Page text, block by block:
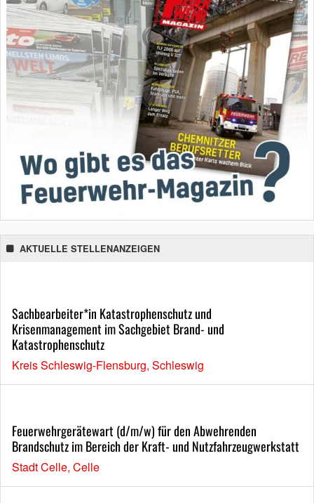
AKTUELLE STELLENANZEIGEN
Sachbearbeiter*in Katastrophenschutz und
Krisenmanagement im Sachgebiet Brand- und
Katastrophenschutz
Kreis Schleswig-Flensburg, Schleswig
Feuerwehrgerätewart (d/m/w) für den Abwehrenden
Brandschutz im Bereich der Kraft- und Nutzfahrzeugwerkstatt
Stadt Celle, Celle